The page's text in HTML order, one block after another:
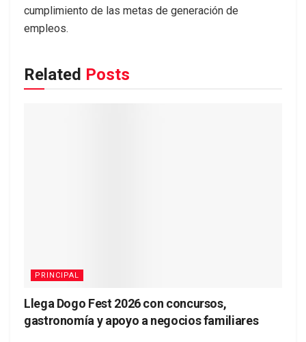
cumplimiento de las metas de generación de
empleos.
Related Posts
PRINCIPAL
Llega Dogo Fest 2026 con concursos,
gastronomía y apoyo a negocios familiares